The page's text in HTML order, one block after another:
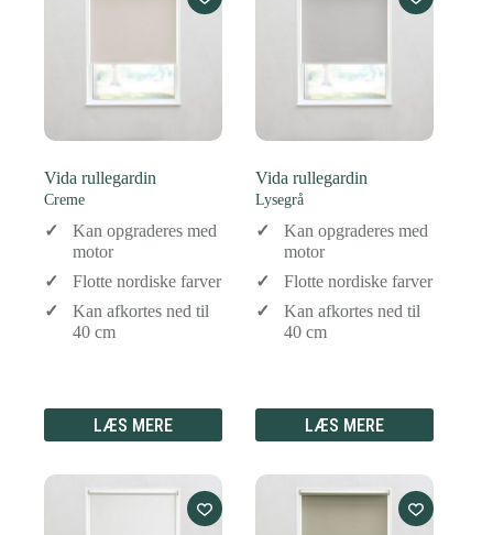
Vida rullegardin
Creme
Kan opgraderes med
motor
Flotte nordiske farver
Kan afkortes ned til
40 cm
LÆS MERE
Vida rullegardin
Lysegrå
Kan opgraderes med
motor
Flotte nordiske farver
Kan afkortes ned til
40 cm
LÆS MERE